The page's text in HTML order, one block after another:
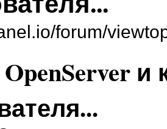
forum/
OpenServer